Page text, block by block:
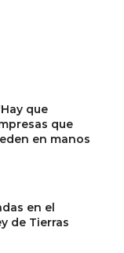
que
que
en manos
en el
de Tierras